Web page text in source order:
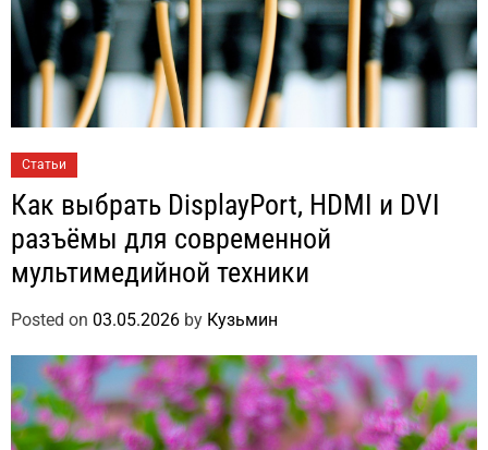
Статьи
Как выбрать DisplayPort, HDMI и DVI
разъёмы для современной
мультимедийной техники
Posted on 03.05.2026 by Кузьмин